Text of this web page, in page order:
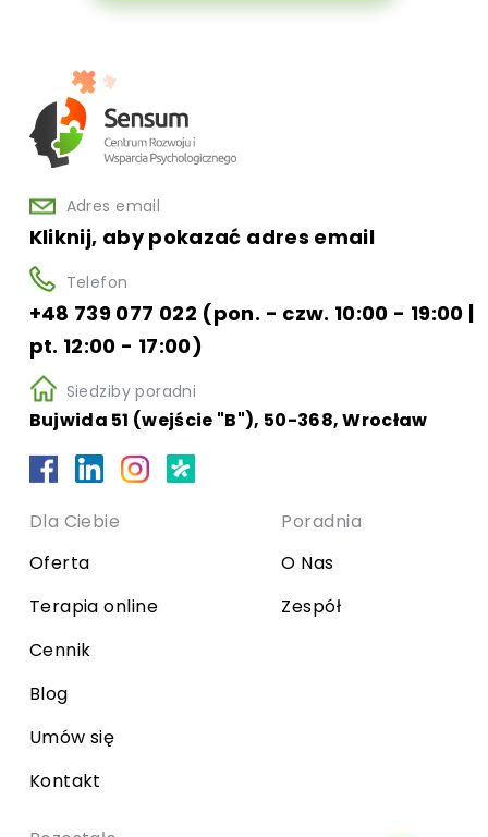
Adres email
Kliknij, aby pokazać adres email
Telefon
+48 739 077 022 (pon. - czw. 10:00 - 19:00 |
pt. 12:00 - 17:00)
Siedziby poradni
Bujwida 51 (wejście "B"), 50-368, Wrocław
Dla Ciebie
Oferta
Terapia online
Cennik
Blog
Umów się
Kontakt
Poradnia
O Nas
Zespół